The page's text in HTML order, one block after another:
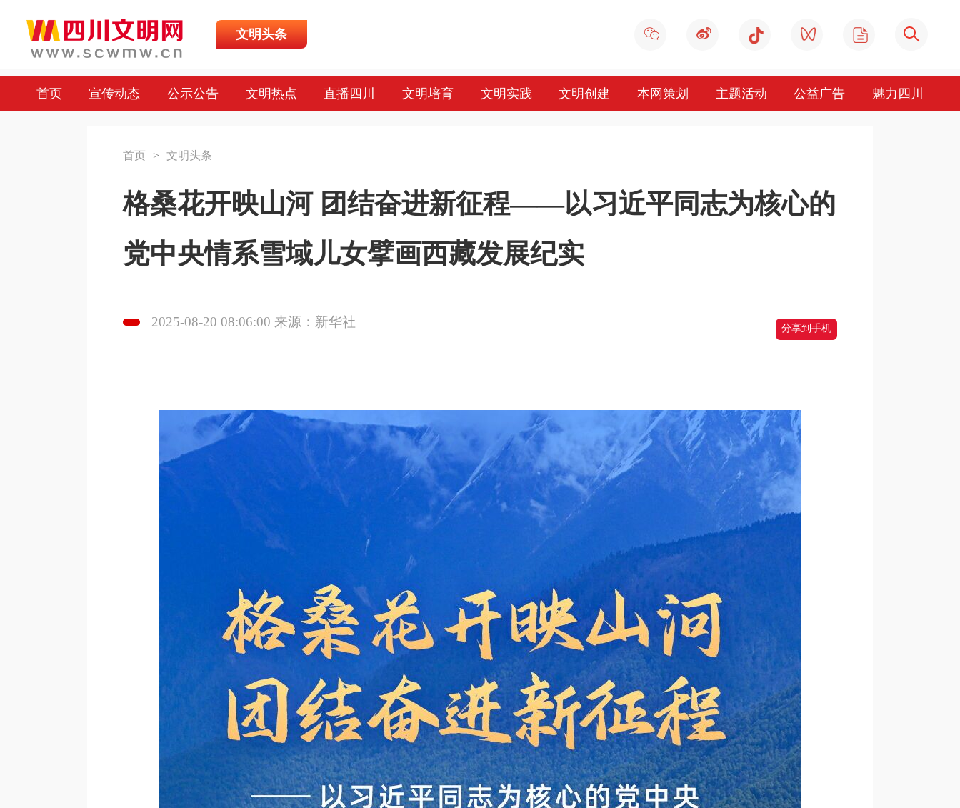
文明头条
首页 宣传动态 公示公告 文明热点 直播四川 文明培育 文明实践 文明创建 本网策划 主题活动 公益广告 魅力四川
首页 > 文明头条
格桑花开映山河 团结奋进新征程——以习近平同志为核心的
党中央情系雪域儿女擘画西藏发展纪实
2025-08-20 08:06:00 来源：新华社 分享到手机